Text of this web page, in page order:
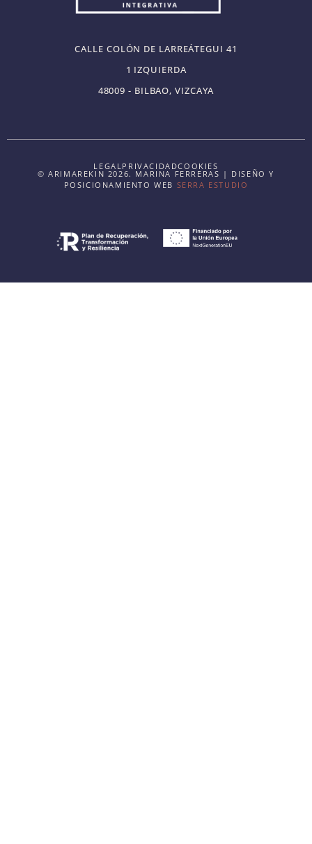
CALLE COLÓN DE LARREÁTEGUI 41
1 IZQUIERDA
48009 - BILBAO, VIZCAYA
LEGAL PRIVACIDADCOOKIES
© ARIMAREKIN 2026. MARINA FERRERAS | DISEÑO Y
POSICIONAMIENTO WEB SERRA ESTUDIO